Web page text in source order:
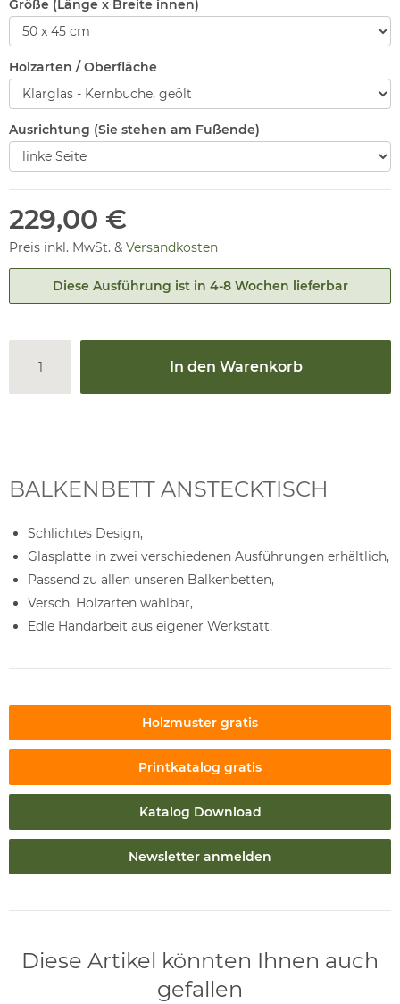
Größe (Länge x Breite innen)
Holzarten / Oberfläche
Ausrichtung (Sie stehen am Fußende)
229,00 €
Preis inkl. MwSt. & Versandkosten
Diese Ausführung ist in 4-8 Wochen lieferbar
In den Warenkorb
BALKENBETT ANSTECKTISCH
Schlichtes Design,
Glasplatte in zwei verschiedenen Ausführungen erhältlich,
Passend zu allen unseren Balkenbetten,
Versch. Holzarten wählbar,
Edle Handarbeit aus eigener Werkstatt,
Holzmuster gratis
Printkatalog gratis
Katalog Download
Newsletter anmelden
Diese Artikel könnten Ihnen auch
gefallen